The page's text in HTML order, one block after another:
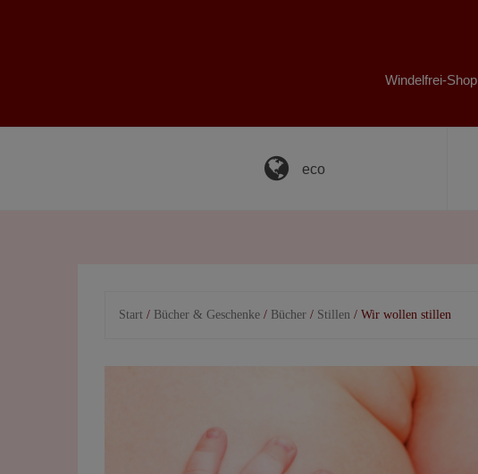
Windelfrei-Shop
eco
Start / Bücher & Geschenke / Bücher / Stillen / Wir wollen stillen